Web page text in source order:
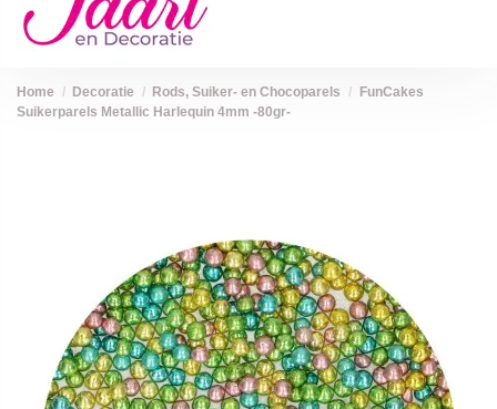
Home Decoratie Rods, Suiker- en Chocoparels
FunCakes
Suikerparels Metallic Harlequin 4mm -80gr-